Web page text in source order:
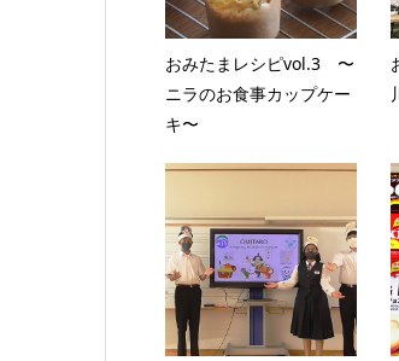
おみたまレシピvol.3 〜
ニラのお食事カップケー
キ〜